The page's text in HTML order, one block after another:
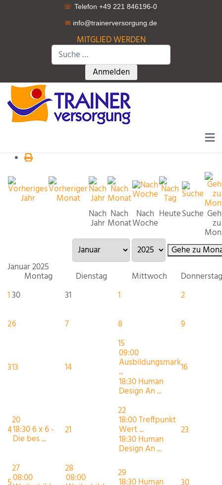
☏ Telefon +49 221 846196-0
✉ info@trainerversorgung.de
MITGLIED WERDEN
Suchen
Type 2 or more characters for
Anmelden
Nach
Jahr
Nach
Monat
Nach
Woche
HeuteSuche
zu
Gehe zu
Januar 2025
Montag Dienstag Mittwoch
Donnerstag
130 31 1 2
26 7 8 9
313 14
15
09:00
Ausbildungsmark
...
18:30 Human
Design An ...
16
4
20
18:30 6 x 6 -
Die bes ...
21
22
18:00 Treffpunkt
Wert ...
18:30 Human
Design An ...
23
27
08:00
28
08:00 29